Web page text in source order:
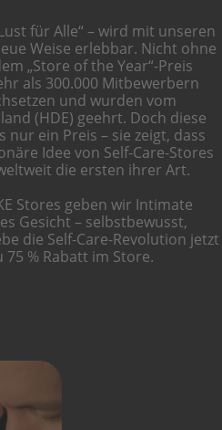
für Alle“ – wird mit unseren
Weise erlebbar. Nicht ohne
„Store of the Year“-Preis
als 300.000 Mitbewerbern
und wurden vom
(HDE) geehrt. Doch diese
ein Preis – sie zeigt, dass
Idee von Self-Care-Stores
die ersten ihrer Art.
Stores geben wir Intimate
Gesicht – selbstbewusst,
die Self-Care-Revolution jetzt
75 % Rabatt im Store.